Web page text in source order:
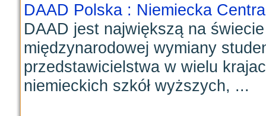
DAAD Polska : Niemiecka
DAAD jest największą na
międzynarodowej wymiany
przedstawicielstwa w wielu
niemieckich szkół wyższych, ...